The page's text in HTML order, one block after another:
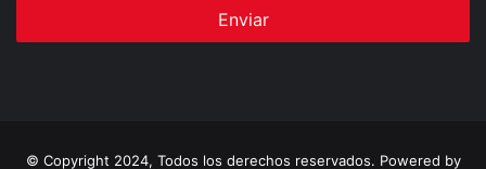
© Copyright 2024, Todos los derechos reservados. Powered by